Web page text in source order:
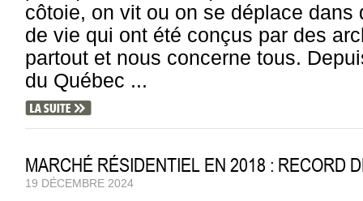
côtoie, on vit ou on se déplace
de vie qui ont été conçus par des
partout et nous concerne tous.
du Québec ...
MARCHÉ RÉSIDENTIEL EN 2018 : RECORD
19 DÉCEMBRE 2024